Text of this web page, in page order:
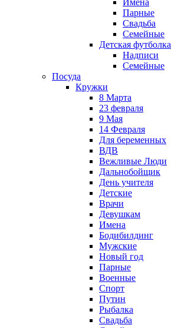
Парные
Свадьба
Семейные
Детская футболка
Надписи
Семейные
Посуда
Кружки
8 Марта
23 февраля
9 Мая
14 Февраля
Для беременных
ВДВ
Вежливые Люди
Дальнобойщик
День учителя
Детские
Врачи
Девушкам
Имена
Бодибилдинг
Мужские
Новый год
Парные
Военные
Спорт
Путин
Рыбалка
Свадьба